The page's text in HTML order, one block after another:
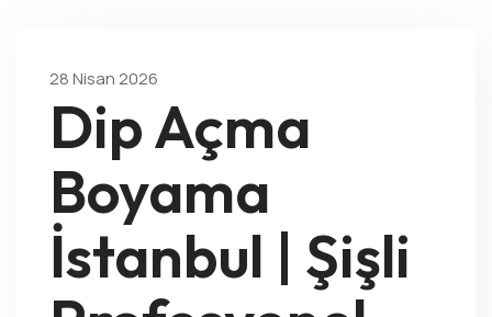
28 Nisan 2026
Dip Açma
Boyama
İstanbul | Şişli